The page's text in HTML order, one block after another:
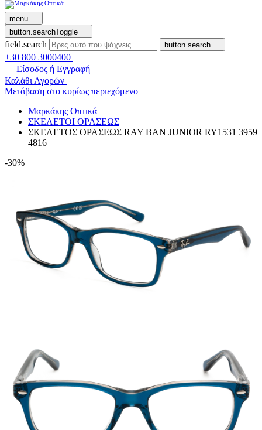
menu
button.searchToggle
field.search button.search
+30 800 3000400
Είσοδος ή Εγγραφή
Καλάθι Αγορών
Μετάβαση στο κυρίως περιεχόμενο
Μαρκάκης Οπτικά
ΣΚΕΛΕΤΟΙ ΟΡΑΣΕΩΣ
ΣΚΕΛΕΤΟΣ ΟΡΑΣΕΩΣ RAY BAN JUNIOR RY1531 3959
4816
-30%